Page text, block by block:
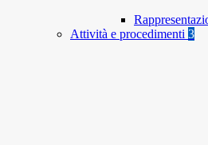
Attività e procedimenti 3